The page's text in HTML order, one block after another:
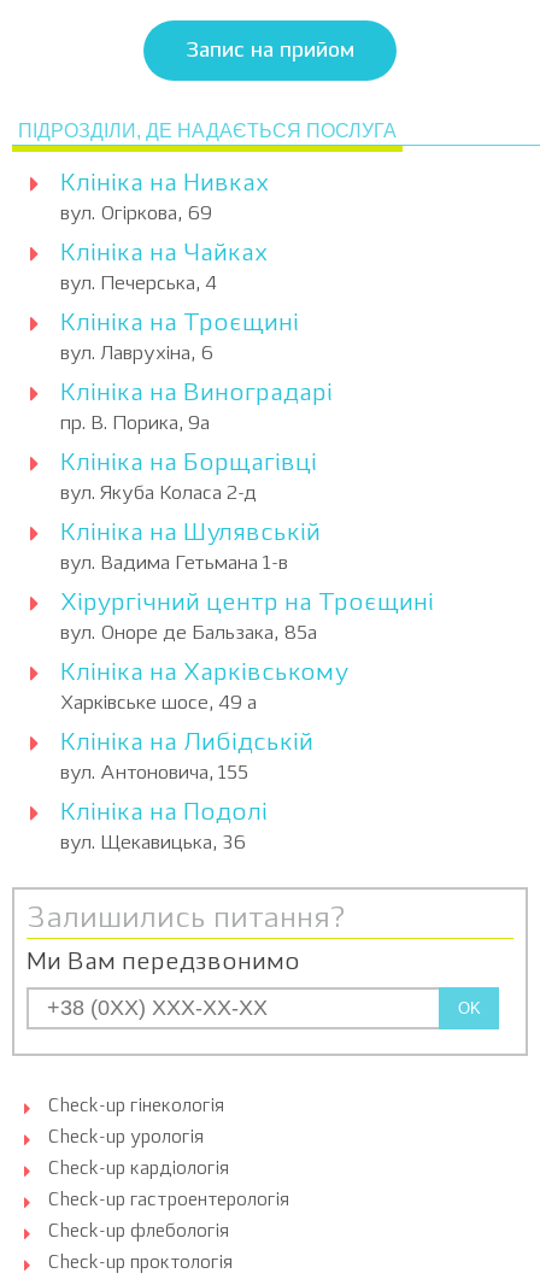
Запис на прийом
ПІДРОЗДІЛИ, ДЕ НАДАЄТЬСЯ ПОСЛУГА
Клініка на Нивках
вул. Огіркова, 69
Клініка на Чайках
вул. Печерська, 4
Клініка на Троєщині
вул. Лаврухіна, 6
Клініка на Виноградарі
пр. В. Порика, 9а
Клініка на Борщагівці
вул. Якуба Коласа 2-д
Клініка на Шулявській
вул. Вадима Гетьмана 1-в
Хірургічний центр на Троєщині
вул. Оноре де Бальзака, 85а
Клініка на Харківському
Харківське шосе, 49 а
Клініка на Либідській
вул. Антоновича, 155
Клініка на Подолі
вул. Щекавицька, 36
Залишились питання?
Ми Вам передзвонимо
OK
Check-up гінекологія
Check-up урологія
Check-up кардіологія
Check-up гастроентерологія
Check-up флебологія
Check-up проктологія